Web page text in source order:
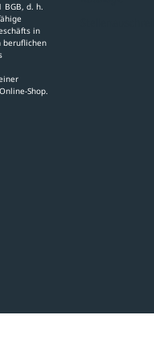
BGB, d. h.
in
beruflichen
Shop.